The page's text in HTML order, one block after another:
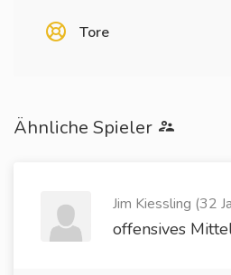
Tore
Ähnliche Spieler
Jim Kiessling (32
offensives